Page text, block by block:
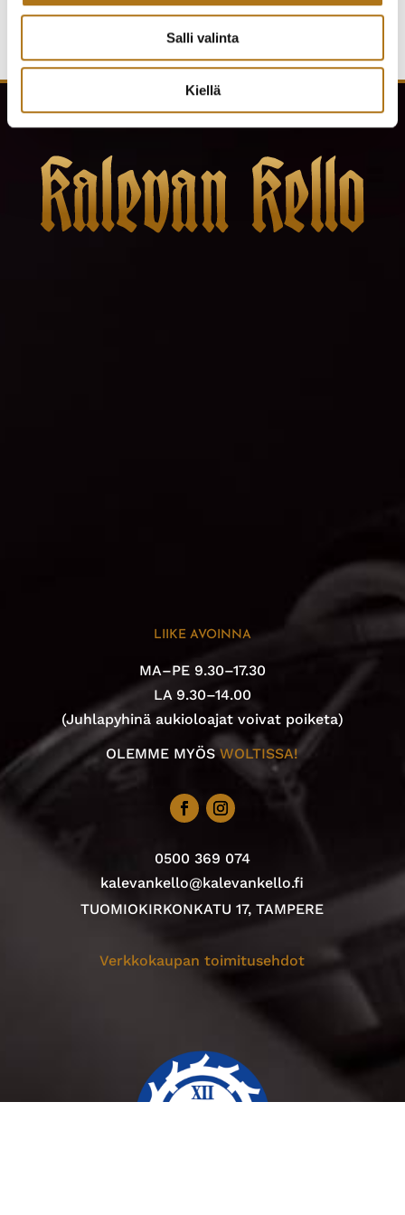
Salli valinta
Kiellä
LIIKE AVOINNA
MA–PE 9.30–17.30
LA 9.30–14.00
(Juhlapyhinä aukioloajat voivat poiketa)
OLEMME MYÖSWOLTISSA!
0500 369 074
kalevankello@kalevankello.fi
TUOMIOKIRKONKATU 17, TAMPERE
Verkkokaupan toimitusehdot